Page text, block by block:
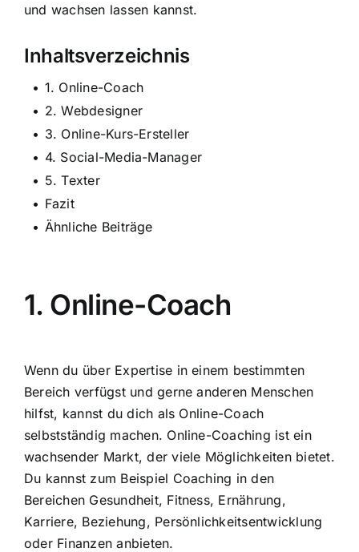
und wachsen lassen kannst.
Inhaltsverzeichnis
1. Online-Coach
2. Webdesigner
3. Online-Kurs-Ersteller
4. Social-Media-Manager
5. Texter
Fazit
Ähnliche Beiträge
1. Online-Coach
Wenn du über Expertise in einem bestimmten
Bereich verfügst und gerne anderen Menschen
hilfst, kannst du dich als Online-Coach
selbstständig machen. Online-Coaching ist ein
wachsender Markt, der viele Möglichkeiten bietet.
Du kannst zum Beispiel Coaching in den
Bereichen Gesundheit, Fitness, Ernährung,
Karriere, Beziehung, Persönlichkeitsentwicklung
oder Finanzen anbieten.